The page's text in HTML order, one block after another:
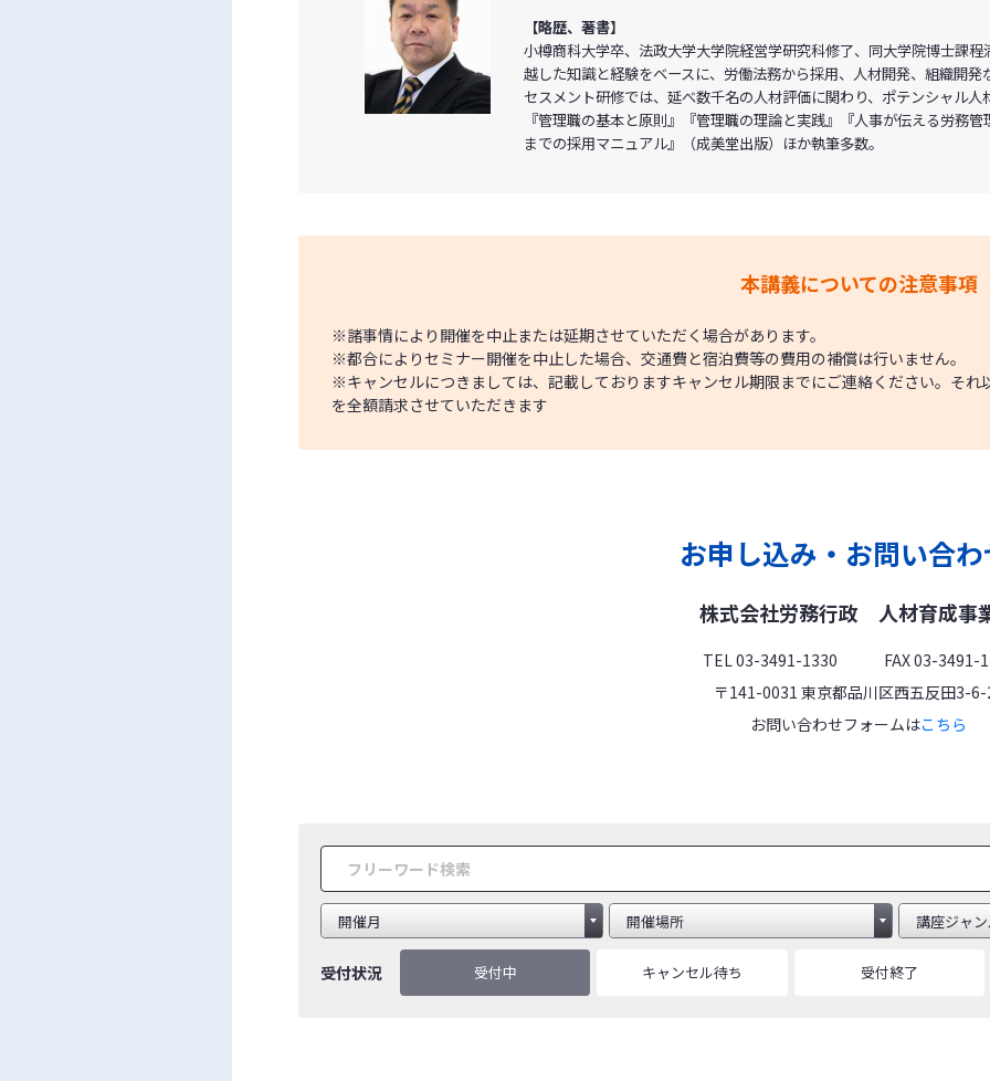
【略歴、著書】
小樽商科大学卒、法政大学大学院経営学研究科修了、同大学院博士課
越した知識と経験をベースに、労働法務から採用、人材開発、組織開
セスメント研修では、延べ数千名の人材評価に関わり、ポテンシャル
『管理職の基本と原則』『管理職の理論と実践』『人事が伝える労
までの採用マニュアル』（成美堂出版）ほか執筆多数。
本講義についての注意事項
※諸事情により開催を中止または延期させていただく場合があります。
※都合によりセミナー開催を中止した場合、交通費と宿泊費等の費用の補償は行いません。
※キャンセルにつきましては、記載しておりますキャンセル期限までにご連絡ください。そ
を全額請求させていただきます
お申し込み・お問い合
株式会社労務行政 人材育成事
TEL 03-3491-1330 FAX 03-3491-
〒141-0031 東京都品川区西五反田3-
お問い合わせフォームはこちら
受付状況 受付中 キャンセル待ち 受付終了